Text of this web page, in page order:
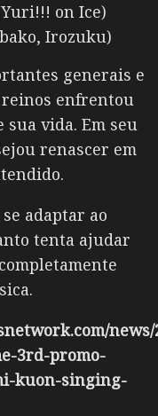
on Ice)
Irozuku)
generais e
reinos enfrentou
vida. Em seu
renascer em
adaptar ao
tenta ajudar
news/
3rd-promo-
kuon-singing-